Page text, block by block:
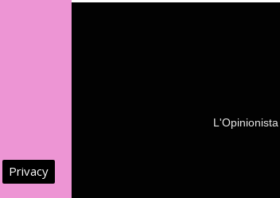
Privacy